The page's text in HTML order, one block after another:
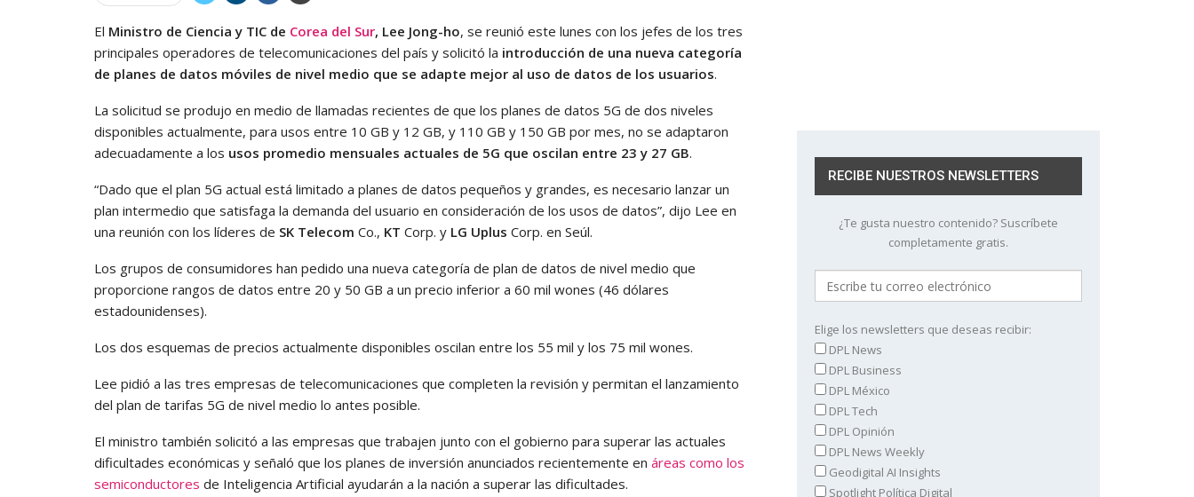
El Ministro de Ciencia y TIC de Corea del Sur, Lee Jong-ho, se reunió este lunes con los jefes de los tres
principales operadores de telecomunicaciones del país y solicitó la introducción de una nueva categoría
de planes de datos móviles de nivel medio que se adapte mejor al uso de datos de los usuarios.
La solicitud se produjo en medio de llamadas recientes de que los planes de datos 5G de dos niveles
disponibles actualmente, para usos entre 10 GB y 12 GB, y 110 GB y 150 GB por mes, no se adaptaron
adecuadamente a los usos promedio mensuales actuales de 5G que oscilan entre 23 y 27 GB.
“Dado que el plan 5G actual está limitado a planes de datos pequeños y grandes, es necesario lanzar un
plan intermedio que satisfaga la demanda del usuario en consideración de los usos de datos”, dijo Lee en
una reunión con los líderes de SK Telecom Co., KT Corp. y LG Uplus Corp. en Seúl.
Los grupos de consumidores han pedido una nueva categoría de plan de datos de nivel medio que
proporcione rangos de datos entre 20 y 50 GB a un precio inferior a 60 mil wones (46 dólares
estadounidenses).
Los dos esquemas de precios actualmente disponibles oscilan entre los 55 mil y los 75 mil wones.
Lee pidió a las tres empresas de telecomunicaciones que completen la revisión y permitan el lanzamiento
del plan de tarifas 5G de nivel medio lo antes posible.
El ministro también solicitó a las empresas que trabajen junto con el gobierno para superar las actuales
dificultades económicas y señaló que los planes de inversión anunciados recientemente en áreas como los
semiconductores de Inteligencia Artificial ayudarán a la nación a superar las dificultades.
RECIBE NUESTROS NEWSLETTERS
¿Te gusta nuestro contenido? Suscríbete
completamente gratis.
Elige los newsletters que deseas recibir:
DPL News
DPL Business
DPL México
DPL Tech
DPL Opinión
DPL News Weekly
Geodigital AI Insights
Spotlight Política Digital